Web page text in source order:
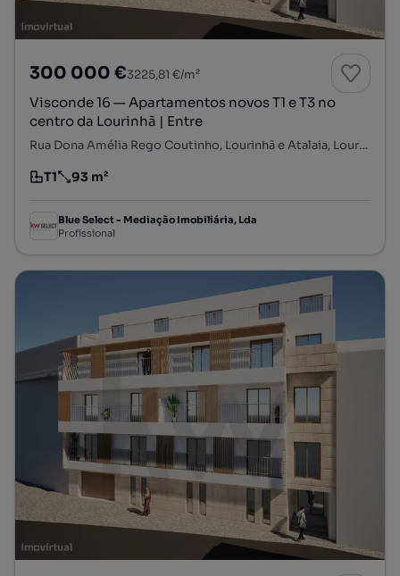
300 000 €3225,81 €/m²
Visconde 16 — Apartamentos novos T1 e T3 no
centro da Lourinhã | Entre
Rua Dona Amélia Rego Coutinho, Lourinhã e Atalaia, Lourinhã, Lisboa
Tipologia
T1
Preço por metro quadrado
93 m²
Blue Select - Mediação Imobiliária, Lda
Profissional